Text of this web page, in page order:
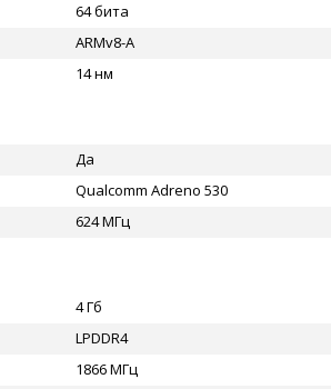
64 бита
ARMv8-A
14 нм
Да
Qualcomm Adreno 530
624 МГц
4 Гб
LPDDR4
1866 МГц